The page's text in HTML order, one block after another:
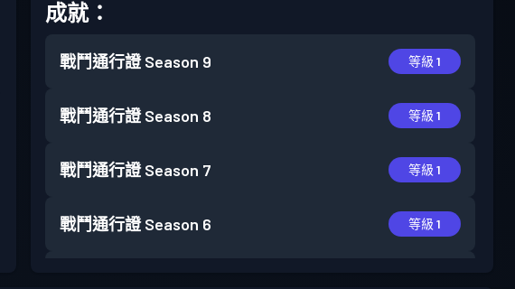
成就：
戰鬥通行證 Season 9 等級 1
戰鬥通行證 Season 8 等級 1
戰鬥通行證 Season 7 等級 1
戰鬥通行證 Season 6 等級 1